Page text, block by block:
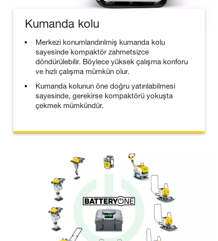
Kumanda kolu
Merkezi konumlandırılmiş kumanda kolu
sayesinde kompaktör zahmetsizce
döndürülebilir. Böylece yüksek çalışma konforu
ve hızlı çalışma mümkün olur.
Kumanda kolunun öne doğru yatırılabilmesi
sayesinde, gerekirse kompaktörü yokuşta
çekmek mümkündür.